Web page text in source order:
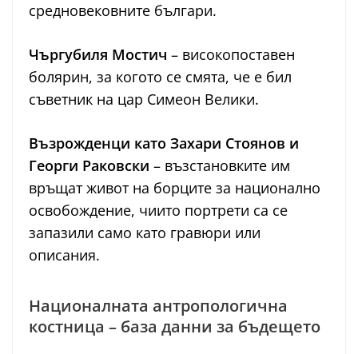
средновековните българи.
Чъргубиля Мостич – високопоставен
болярин, за когото се смята, че е бил
съветник на цар Симеон Велики.
Възрожденци като Захари Стоянов и
Георги Раковски – възстановките им
връщат живот на борците за национално
освобождение, чиито портрети са се
запазили само като гравюри или
описания.
Националната антропологична
костница – база данни за бъдещето